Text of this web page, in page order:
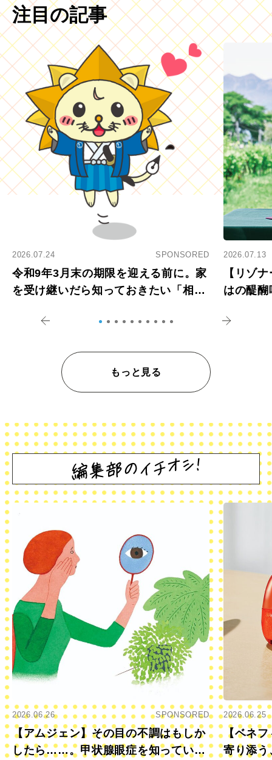
注目の記事
2026.07.24 SPONSORED
令和9年3月末の期限を迎える前に。家
を受け継いだら知っておきたい「相続
2026.07.13
【リゾ
はの醍
もっと見る
2026.06.26 SPONSORED
【アムジェン】その目の不調はもしか
したら……。甲状腺眼症を知っていま
2026.06.25
【ベネフ
寄り添う